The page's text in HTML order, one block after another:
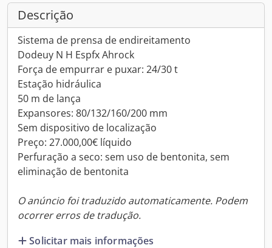
Descrição
Sistema de prensa de endireitamento
Dodeuy N H Espfx Ahrock
Força de empurrar e puxar: 24/30 t
Estação hidráulica
50 m de lança
Expansores: 80/132/160/200 mm
Sem dispositivo de localização
Preço: 27.000,00€ líquido
Perfuração a seco: sem uso de bentonita, sem
eliminação de bentonita
O anúncio foi traduzido automaticamente. Podem
ocorrer erros de tradução.
Solicitar mais informações